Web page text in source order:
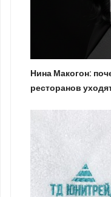
Нина Макогон:
ресторанов